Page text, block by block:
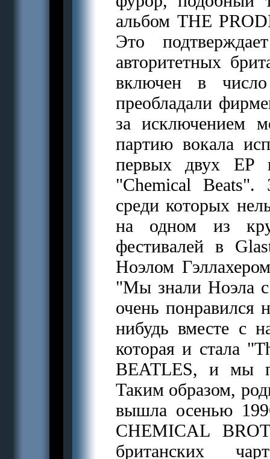
альбом THE
Это
авторитетных
включен в
преобладали
за исключением
партию вокала
первых двух EP
"Chemical Beats".
среди которых
на одном из
фестивалей в
Ноэлом
"Мы знали Ноэла с
очень понравился
нибудь вместе с
которая и стала
BEATLES, и мы
Таким образом,
вышла осенью
CHEMICAL
британских